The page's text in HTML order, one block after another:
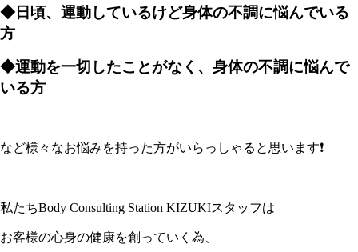
◆日頃、運動しているけど身体の不調に悩んでいる
方
◆運動を一切したことがなく、 身体の不調に悩んで
いる方
など様々なお悩みを持った方がいらっしゃると思います❗️
私たちBody Consulting Station KIZUKIスタッフは
お客様の心身の健康を創っていく為、